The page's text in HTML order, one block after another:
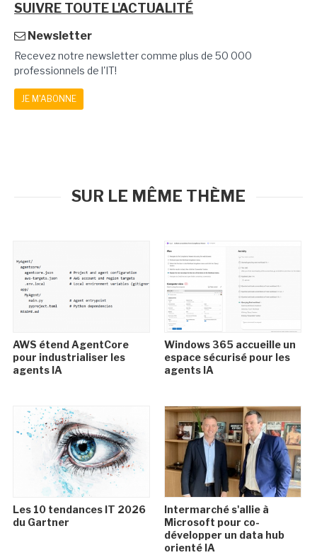
SUIVRE TOUTE L'ACTUALITÉ
Newsletter
Recevez notre newsletter comme plus de 50 000
professionnels de l'IT!
JE M'ABONNE
SUR LE MÊME THÈME
AWS étend AgentCore
pour industrialiser les
agents IA
Windows 365 accueille un
espace sécurisé pour les
agents IA
Les 10 tendances IT 2026
du Gartner
Intermarché s'allie à
Microsoft pour co-
développer un data hub
orienté IA